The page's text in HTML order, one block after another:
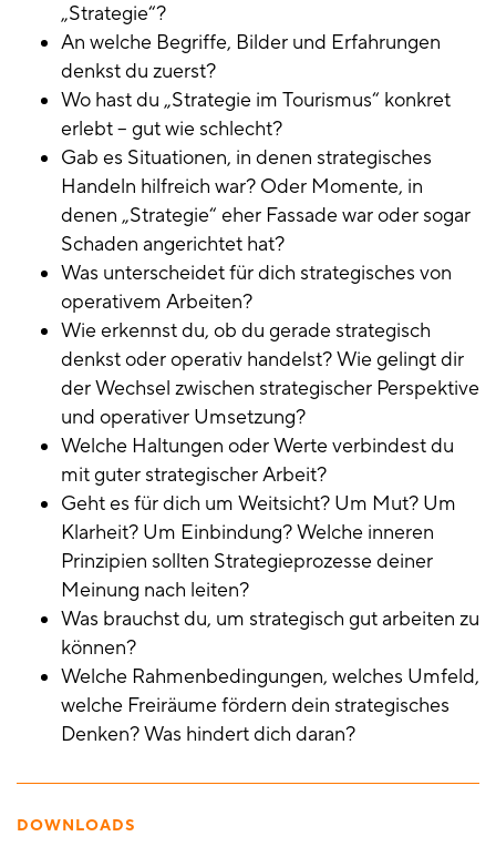
„Strategie“?
An welche Begriffe, Bilder und Erfahrungen
denkst du zuerst?
Wo hast du „Strategie im Tourismus“ konkret
erlebt – gut wie schlecht?
Gab es Situationen, in denen strategisches
Handeln hilfreich war? Oder Momente, in
denen „Strategie“ eher Fassade war oder sogar
Schaden angerichtet hat?
Was unterscheidet für dich strategisches von
operativem Arbeiten?
Wie erkennst du, ob du gerade strategisch
denkst oder operativ handelst? Wie gelingt dir
der Wechsel zwischen strategischer Perspektive
und operativer Umsetzung?
Welche Haltungen oder Werte verbindest du
mit guter strategischer Arbeit?
Geht es für dich um Weitsicht? Um Mut? Um
Klarheit? Um Einbindung? Welche inneren
Prinzipien sollten Strategieprozesse deiner
Meinung nach leiten?
Was brauchst du, um strategisch gut arbeiten zu
können?
Welche Rahmenbedingungen, welches Umfeld,
welche Freiräume fördern dein strategisches
Denken? Was hindert dich daran?
DOWNLOADS